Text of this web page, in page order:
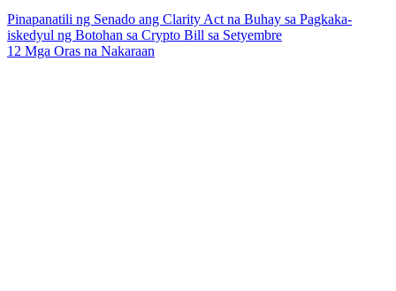
Pinapanatili ng Senado ang Clarity Act na Buhay sa Pagkaka-
iskedyul ng Botohan sa Crypto Bill sa Setyembre
12 Mga Oras na Nakaraan